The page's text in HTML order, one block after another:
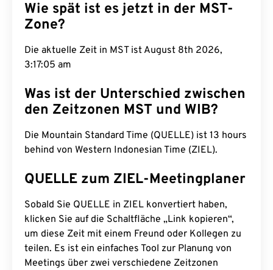
Wie spät ist es jetzt in der MST-
Zone?
Die aktuelle Zeit in MST ist August 8th 2026,
3:17:06 am
Was ist der Unterschied zwischen
den Zeitzonen MST und WIB?
Die Mountain Standard Time (QUELLE) ist 13 hours
behind von Western Indonesian Time (ZIEL).
QUELLE zum ZIEL-Meetingplaner
Sobald Sie QUELLE in ZIEL konvertiert haben,
klicken Sie auf die Schaltfläche „Link kopieren“,
um diese Zeit mit einem Freund oder Kollegen zu
teilen. Es ist ein einfaches Tool zur Planung von
Meetings über zwei verschiedene Zeitzonen